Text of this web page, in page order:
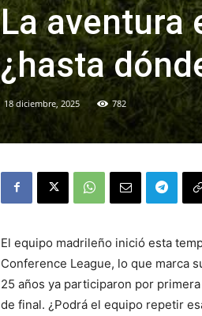
La aventura
¿hasta
18 diciembre, 2025 782
El equipo madrileño inició esta
Conference League, lo que marca
25 años ya participaron por
de final. ¿Podrá el equipo repetir